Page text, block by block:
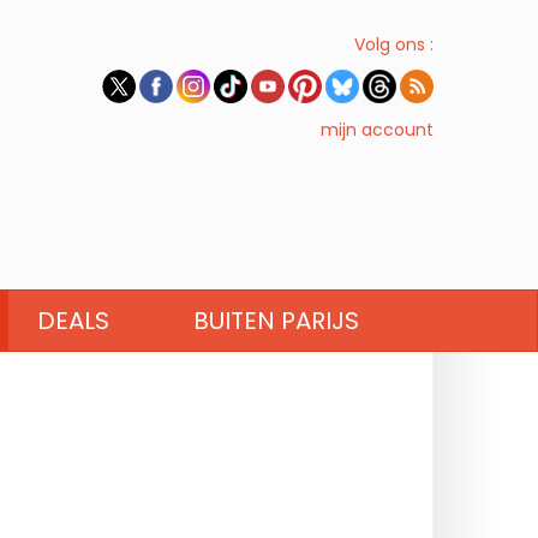
Volg ons :
mijn account
DEALS BUITEN PARIJS